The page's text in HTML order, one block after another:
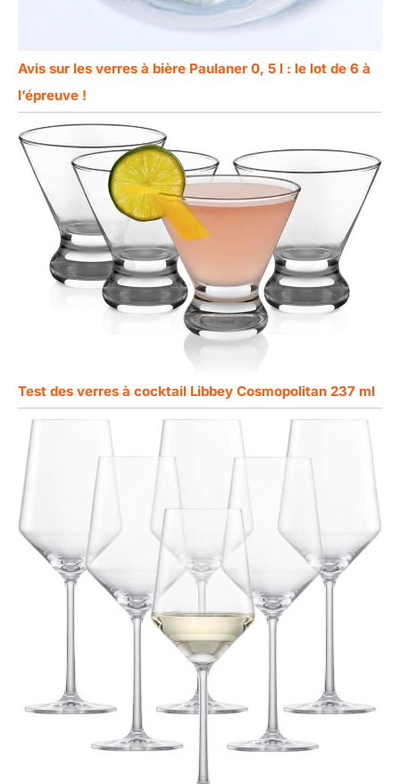
Avis sur les verres à bière Paulaner 0, 5 l : le lot de 6 à
l’épreuve !
Test des verres à cocktail Libbey Cosmopolitan 237 ml